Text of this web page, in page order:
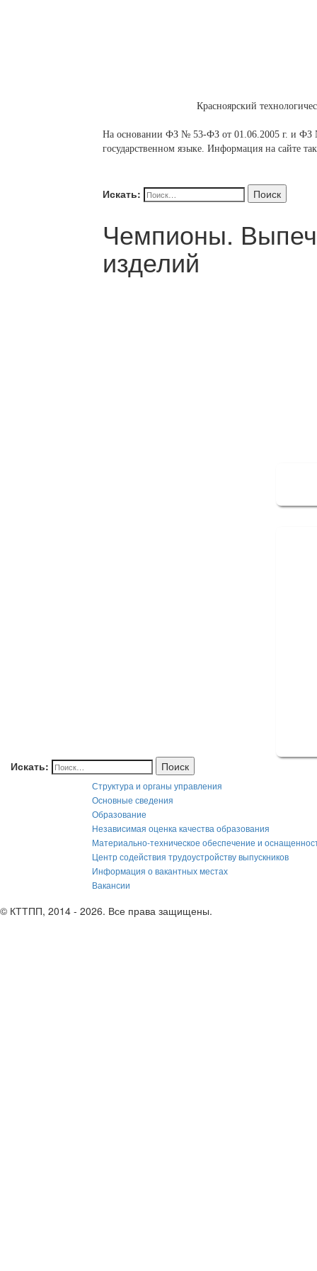
Красноярский
На основании ФЗ № 53-ФЗ от 01.06.2005 г. и ФЗ
государственном языке. Информация на сайте
Искать: Поиск
Чемпионы.
изделий
Искать: Поиск
Структура и органы управления
Основные сведения
Образование
Независимая оценка качества образования
Материально-техническое обеспечение и
Центр содействия трудоустройству выпускников
Информация о вакантных местах
Вакансии
© КТТПП, 2014 - 2026. Все права защищены.